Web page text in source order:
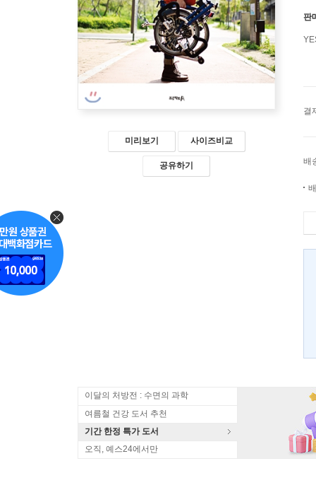
미리보기 사이즈비교
공유하기
판
결
배
이달의 처방전 : 수면의 과학
여름철 건강 도서 추천
기간 한정 특가 도서
오직, 예스24에서만